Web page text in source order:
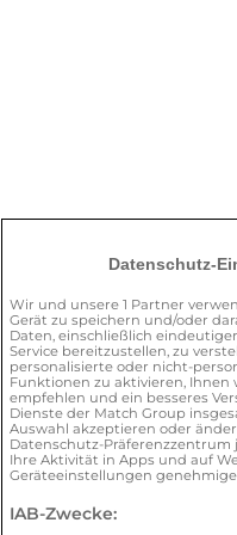
der Plattform tun?
Wie kann ich den
kontaktieren?
Datenschutz-
Wir und unsere 1 Partner
Gerät zu speichern und/oder
Daten, einschließlich
Service bereitzustellen, zu
personalisierte oder nicht-
Funktionen zu aktivieren, Ihnen
empfehlen und ein besseres
Dienste der Match Group
Auswahl akzeptieren oder
Datenschutz-Präferenzzentrum
Ihre Aktivität in Apps und auf
Geräteeinstellungen
IAB-Zwecke: